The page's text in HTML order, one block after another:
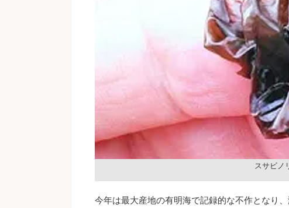
スサビノ
今年は最大産地の有明海で記録的な不作となり